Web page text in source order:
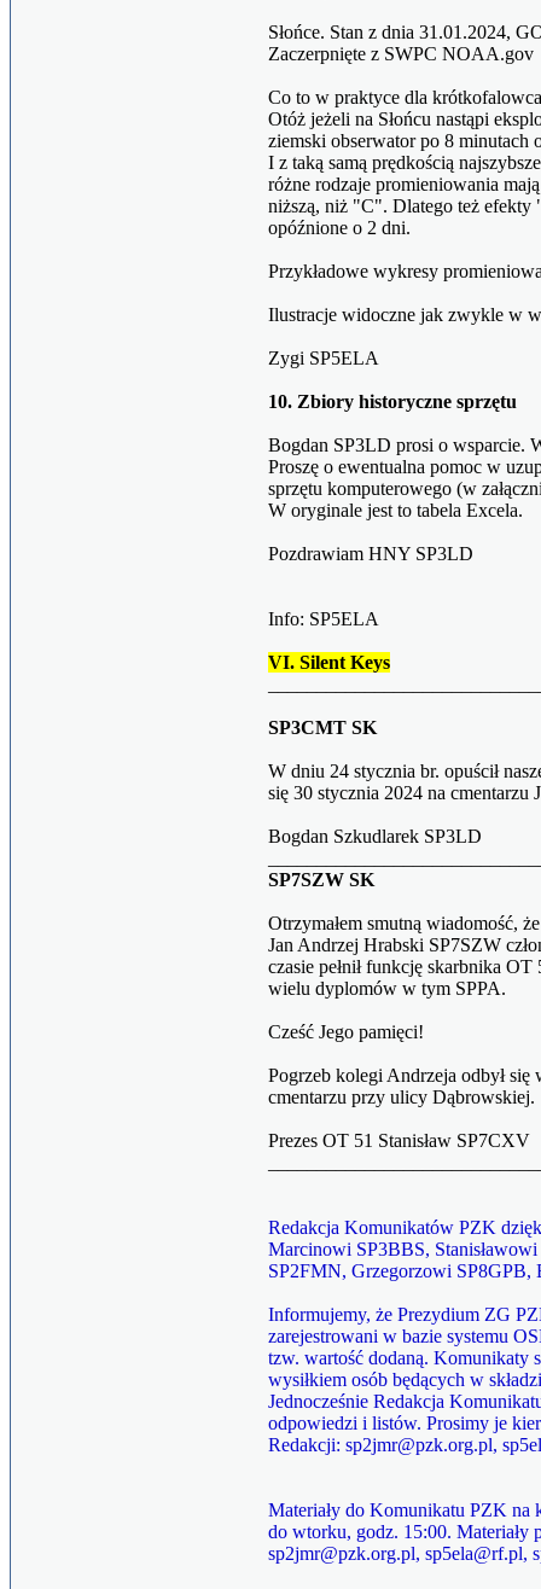
Słońce. Stan z dnia 31.01.2024,
Zaczerpnięte z SWPC NOAA.gov
Co to w praktyce dla
Otóż jeżeli na Słońcu nastąpi
ziemski obserwator po 8 minutach
I z taką samą prędkością
różne rodzaje promieniowania
niższą, niż "C". Dlatego też efekty
opóźnione o 2 dni.
Przykładowe wykresy
Ilustracje widoczne jak zwykle w
Zygi SP5ELA
10. Zbiory historyczne sprzętu
Bogdan SP3LD prosi o wsparcie.
Proszę o ewentualna pomoc w
sprzętu komputerowego (w
W oryginale jest to tabela Excela.
Pozdrawiam HNY SP3LD
Info: SP5ELA
VI. Silent Keys
SP3CMT SK
W dniu 24 stycznia br. opuścił
się 30 stycznia 2024 na
Bogdan Szkudlarek SP3LD
SP7SZW SK
Otrzymałem smutną wiadomość,
Jan Andrzej Hrabski SP7SZW
czasie pełnił funkcję skarbnika
wielu dyplomów w tym SPPA.
Cześć Jego pamięci!
Pogrzeb kolegi Andrzeja odbył
cmentarzu przy ulicy Dąbrowskiej.
Prezes OT 51 Stanisław SP7CXV
Redakcja Komunikatów PZK
Marcinowi SP3BBS,
SP2FMN, Grzegorzowi SP8GPB,
Informujemy, że Prezydium ZG
zarejestrowani w bazie systemu
tzw. wartość dodaną. Komunikaty
wysiłkiem osób będących w
Jednocześnie Redakcja
odpowiedzi i listów. Prosimy je
Redakcji: sp2jmr@pzk.org.pl,
Materiały do Komunikatu PZK na
do wtorku, godz. 15:00. Materiały
sp2jmr@pzk.org.pl, sp5ela@rf.pl,